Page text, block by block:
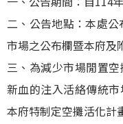
二、公告地點：本處
市場之公布欄暨本府及
三、為減少市場閒置
新血的注入活絡傳統
本府特制定空攤活化計